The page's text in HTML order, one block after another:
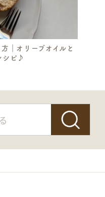
｜オリーブオイルと
シピ♪